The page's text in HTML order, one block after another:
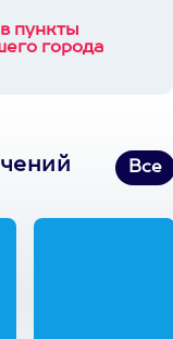
пункты
города
Все